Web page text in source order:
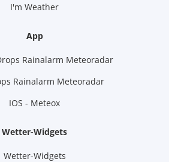
I'm Weather
App
Rainalarm Meteoradar
Rainalarm Meteoradar
IOS - Meteox
Wetter-Widgets
Wetter-Widgets